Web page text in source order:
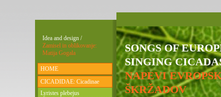
SONGS OF
SINGING
NAPEVI
ŠKRŽADOV
Idea and design /
Zamisel in oblikovanje:
Matija Gogala
HOME
CICADIDAE: Cicadinae
Lyristes plebejus